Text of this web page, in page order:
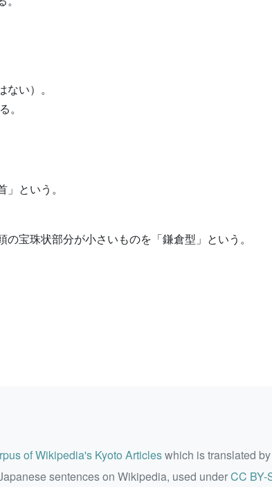
い）。
。
という。
宝珠状部分が小さいものを「鎌倉型」という。
of Wikipedia's Kyoto Articleswhich is translated
sentences on Wikipedia, used underCC BY-